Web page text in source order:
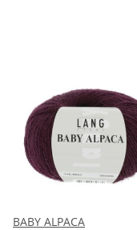
BABY ALPACA